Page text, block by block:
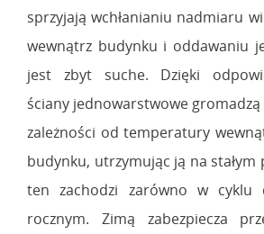
sprzyjają wchłanianiu nadmiaru
wewnątrz budynku i oddawaniu
jest zbyt suche. Dzięki
ściany jednowarstwowe gromadzą
zależności od temperatury
budynku, utrzymując ją na stałym
ten zachodzi zarówno w cyklu
rocznym. Zimą zabezpiecza